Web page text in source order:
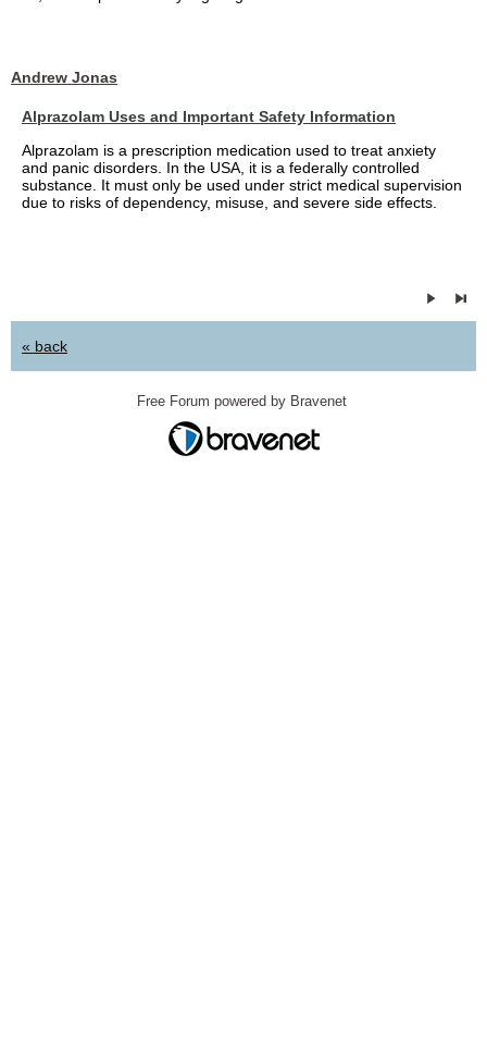
Andrew Jonas
Alprazolam Uses and Important Safety Information
Alprazolam is a prescription medication used to treat anxiety
and panic disorders. In the USA, it is a federally controlled
substance. It must only be used under strict medical supervision
due to risks of dependency, misuse, and severe side effects.
« back
Free Forum powered by Bravenet